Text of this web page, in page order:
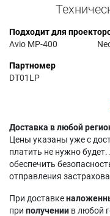
Подходит для
Avio MP-400
Партномер
DT01LP
Доставка в любой
Цены указаны уже с
платить не нужно
обеспечить
отправления
При доставке
при получении в любой